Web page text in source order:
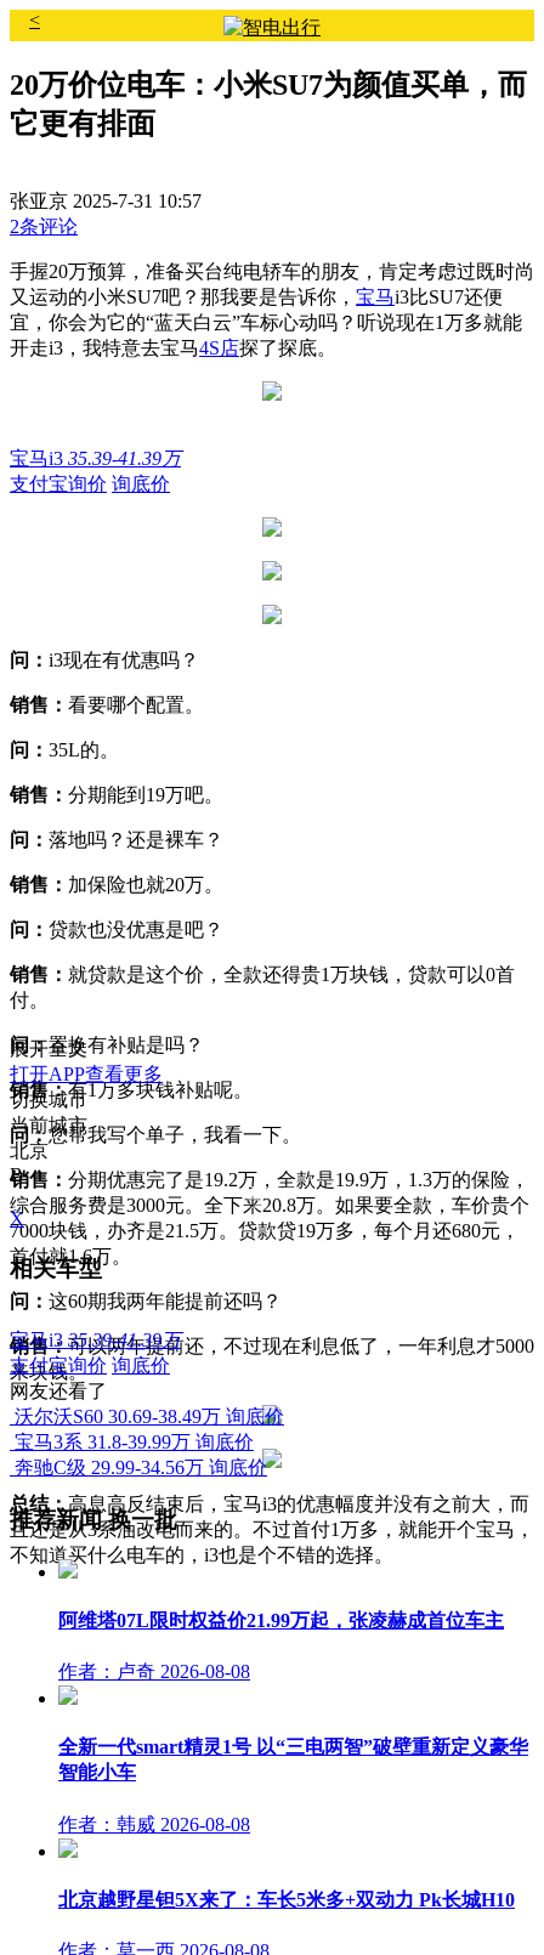
<
20万价位电车：小米SU7为颜值买单，而
它更有排面
张亚京 2025-7-31 10:57
2条评论
手握20万预算，准备买台纯电轿车的朋友，肯定考虑过既时尚
又运动的小米SU7吧？那我要是告诉你， 宝马i3比SU7还便
宜，你会为它的“蓝天白云”车标心动吗？听说现在1万多就能
开走i3，我特意去宝马4S店探了探底。
宝马i3 35.39-41.39万
支付宝询价 询底价
问： i3现在有优惠吗？
销售： 看要哪个配置。
问： 35L的。
销售： 分期能到19万吧。
问： 落地吗？还是裸车？
销售： 加保险也就20万。
问： 贷款也没优惠是吧？
销售： 就贷款是这个价，全款还得贵1万块钱，贷款可以0首
付。
问：置换有补贴是吗？
销售：有1万多块钱补贴呢。
问：您帮我写个单子，我看一下。
销售： 分期优惠完了是19.2万，全款是19.9万，1.3万的保险，
综合服务费是3000元。全下来20.8万。如果要全款，车价贵个
7000块钱，办齐是21.5万。 贷款贷19万多，每个月还680元，
首付就1.6万。
问： 这60期我两年能提前还吗？
销售：可以两年提前还，不过现在利息低了，一年利息才5000
来块钱。
总结：高息高反结束后，宝马i3的优惠幅度并没有之前大，而
且还是从3系油改电而来的。不过首付1万多，就能开个宝马，
不知道买什么电车的，i3也是个不错的选择。
展开全文
打开APP查看更多
切换城市
当前城市
北京
B
X
相关车型
宝马i3 35.39-41.39万
支付宝询价 询底价
网友还看了
沃尔沃S60 30.69-38.49万 询底价
宝马3系 31.8-39.99万 询底价
奔驰C级 29.99-34.56万 询底价
推荐新闻换一批
阿维塔07L限时权益价21.99万起，张凌赫成首位车主
作者：卢奇 2026-08-08
全新一代smart精灵1号 以“三电两智”破壁重新定义豪华
智能小车
作者：韩威 2026-08-08
北京越野星钽5X来了：车长5米多+双动力 Pk长城H10